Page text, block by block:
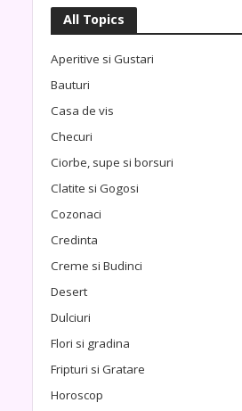
All Topics
Aperitive si Gustari
Bauturi
Casa de vis
Checuri
Ciorbe, supe si borsuri
Clatite si Gogosi
Cozonaci
Credinta
Creme si Budinci
Desert
Dulciuri
Flori si gradina
Fripturi si Gratare
Horoscop